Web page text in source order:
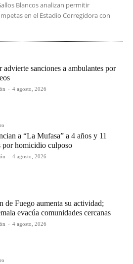
Blancos analizan permitir
en el Estadio Corregidora con
advierte sanciones a ambulantes por
- 4 agosto, 2026
a “La Mufasa” a 4 años y 11
por homicidio culposo
- 4 agosto, 2026
de Fuego aumenta su actividad;
evacúa comunidades cercanas
- 4 agosto, 2026